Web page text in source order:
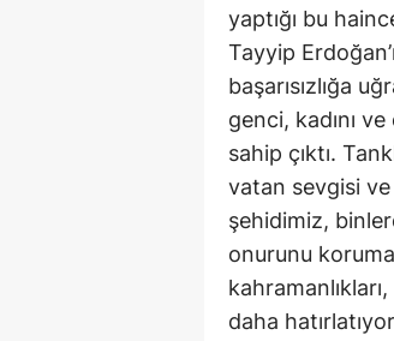
yaptığı bu
Tayyip
başarısızlığa
genci, kadını
sahip çıktı.
vatan sevgisi
şehidimiz,
onurunu
daha